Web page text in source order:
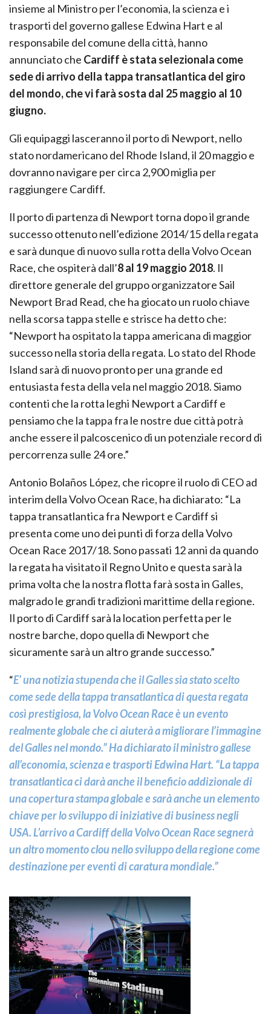
insieme al Ministro per l’economia, la scienza e i
trasporti del governo gallese Edwina Hart e al
responsabile del comune della città, hanno
annunciato che Cardiff è stata selezionala come
sede di arrivo della tappa transatlantica del giro
del mondo, che vi farà sosta dal 25 maggio al 10
giugno.
Gli equipaggi lasceranno il porto di Newport, nello
stato nordamericano del Rhode Island, il 20 maggio e
dovranno navigare per circa 2,900 miglia per
raggiungere Cardiff.
Il porto di partenza di Newport torna dopo il grande
successo ottenuto nell’edizione 2014/15 della regata
e sarà dunque di nuovo sulla rotta della Volvo Ocean
Race, che ospiterà dall’8 al 19 maggio 2018. Il
direttore generale del gruppo organizzatore Sail
Newport Brad Read, che ha giocato un ruolo chiave
nella scorsa tappa stelle e strisce ha detto che:
“Newport ha ospitato la tappa americana di maggior
successo nella storia della regata. Lo stato del Rhode
Island sarà di nuovo pronto per una grande ed
entusiasta festa della vela nel maggio 2018. Siamo
contenti che la rotta leghi Newport a Cardiff e
pensiamo che la tappa fra le nostre due città potrà
anche essere il palcoscenico di un potenziale record di
percorrenza sulle 24 ore.”
Antonio Bolaños López, che ricopre il ruolo di CEO ad
interim della Volvo Ocean Race, ha dichiarato: “La
tappa transatlantica fra Newport e Cardiff si
presenta come uno dei punti di forza della Volvo
Ocean Race 2017/18. Sono passati 12 anni da quando
la regata ha visitato il Regno Unito e questa sarà la
prima volta che la nostra flotta farà sosta in Galles,
malgrado le grandi tradizioni marittime della regione.
Il porto di Cardiff sarà la location perfetta per le
nostre barche, dopo quella di Newport che
sicuramente sarà un altro grande successo.”
“E’ una notizia stupenda che il Galles sia stato scelto
come sede della tappa transatlantica di questa regata
così prestigiosa, la Volvo Ocean Race è un evento
realmente globale che ci aiuterà a migliorare l’immagine
del Galles nel mondo.” Ha dichiarato il ministro gallese
all’economia, scienza e trasporti Edwina Hart. “La tappa
transatlantica ci darà anche il beneficio addizionale di
una copertura stampa globale e sarà anche un elemento
chiave per lo sviluppo di iniziative di business negli
USA. L’arrivo a Cardiff della Volvo Ocean Race segnerà
un altro momento clou nello sviluppo della regione come
destinazione per eventi di caratura mondiale.”